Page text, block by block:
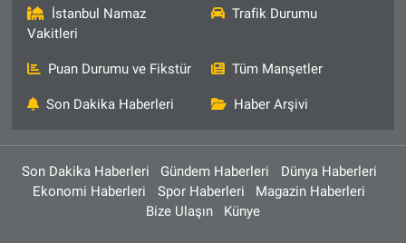
İstanbul Namaz
Vakitleri
Trafik Durumu
Puan Durumu ve Fikstür Tüm Manşetler
Son Dakika Haberleri Haber Arşivi
Son Dakika Haberleri Gündem Haberleri
Dünya Haberleri
Ekonomi Haberleri
Spor Haberleri
Magazin Haberleri
Bize Ulaşın
Künye